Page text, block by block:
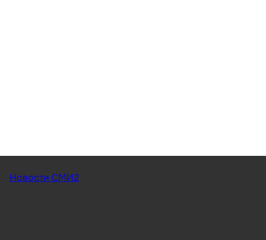
Новости СМИ2